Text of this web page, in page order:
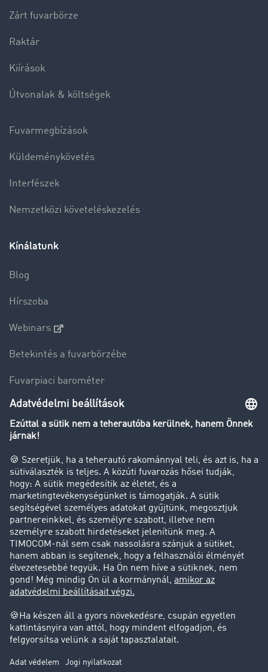
Zárt fuvarbörze
Raktár
Kiírások
Útvonalak & költségek
Fuvarmegbízások
Küldeménykövetés
Interfészek
Nemzetközi követeléskezelés
Kínálatunk
Blog
Hírszoba
Webinars
Betekintés a fuvarbörzébe
Fuvarpiaci barométer
Transzportlexikon
Tehergépkocsi-forgalomkorlátozás
Cég
Sikertörténetek
Ügyfél hoz ügyfelet
Jogi információk
Impresszum
Adatvédelem
süti-beállítások